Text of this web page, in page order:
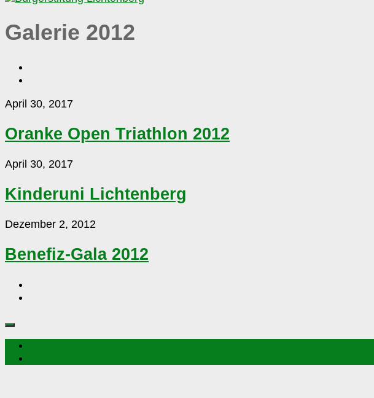
Galerie 2012
Oranke
Triathlon
2012
April 30, 2017
Oranke Open Triathlon 2012
Kinderuni
April 30, 2017
Kinderuni Lichtenberg
Benefiz-
2012
Dezember 2, 2012
Benefiz-Gala 2012